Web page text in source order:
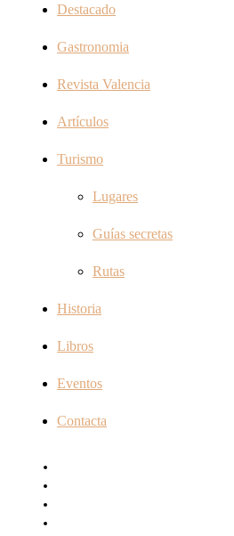
Destacado
Gastronomia
Revista Valencia
Artículos
Turismo
Lugares
Guías secretas
Rutas
Historia
Libros
Eventos
Contacta